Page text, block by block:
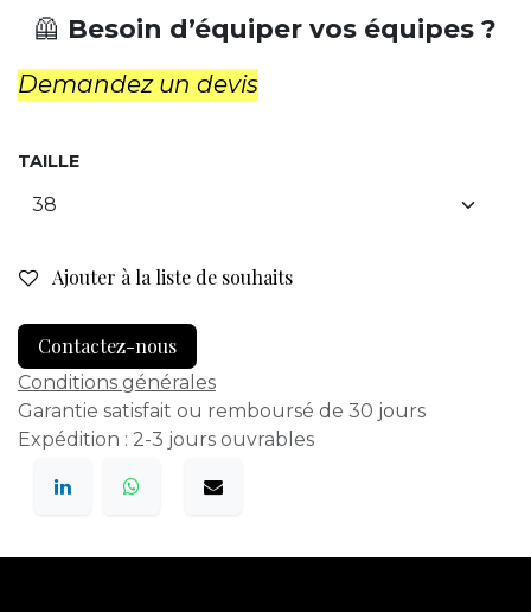
🦺 Besoin d’équiper vos équipes ?
Demandez un devis
TAILLE
Ajouter à la liste de souhaits
Contactez-nous
Conditions générales
Garantie satisfait ou remboursé de 30 jours
Expédition : 2-3 jours ouvrables